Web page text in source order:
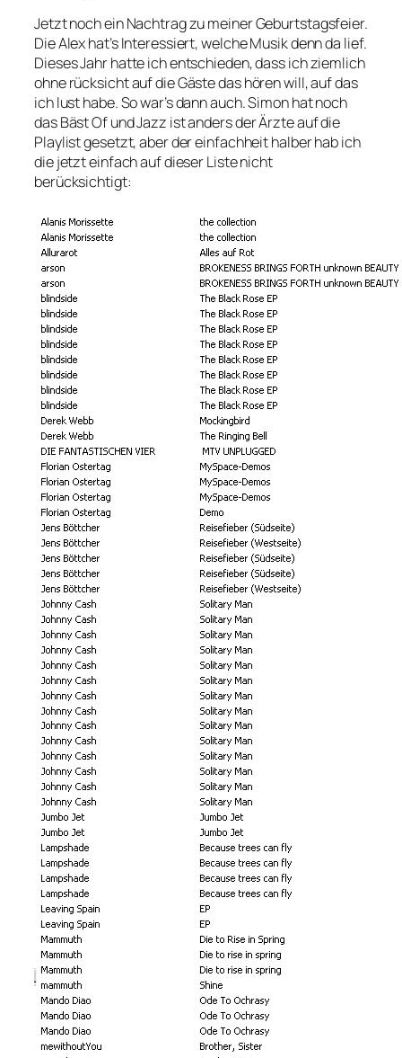
Jetzt noch ein Nachtrag zu meiner Geburtstagsfeier.
Die Alex hat’s Interessiert, welche Musik denn da lief.
Dieses Jahr hatte ich entschieden, dass ich ziemlich
ohne rücksicht auf die Gäste das hören will, auf das
ich lust habe. So war’s dann auch. Simon hat noch
das Bäst Of und Jazz ist anders der Ärzte auf die
Playlist gesetzt, aber der einfachheit halber hab ich
die jetzt einfach auf dieser Liste nicht
berücksichtigt: